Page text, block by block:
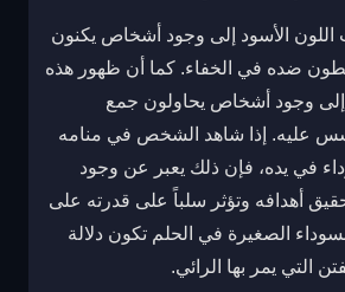
الأسود إلى وجود أشخاص يكنون
ضده في الخفاء. كما أن ظهور هذه
وجود أشخاص يحاولون جمع
عليه. إذا شاهد الشخص في منامه
في يده، فإن ذلك يعبر عن وجود
أهدافه وتؤثر سلباً على قدرته على
الصغيرة في الحلم تكون دلالة
التي يمر بها الرائي.